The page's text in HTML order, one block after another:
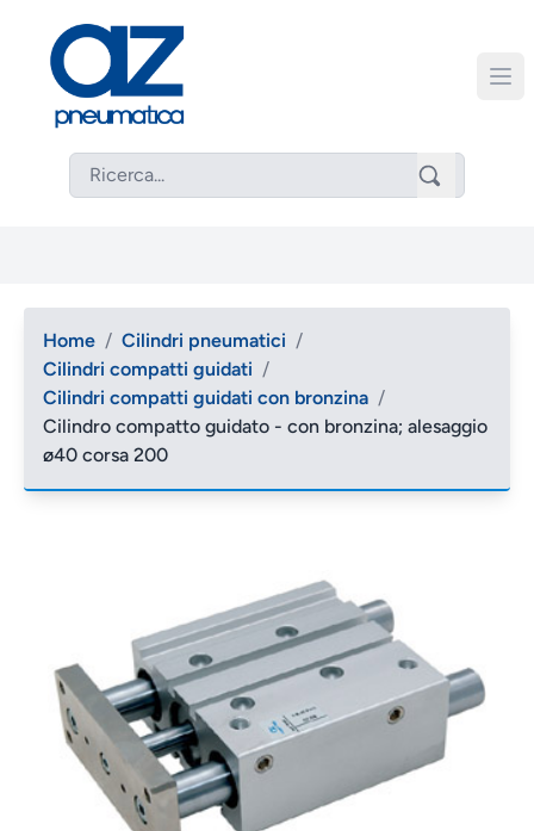
Home / Cilindri pneumatici /
Cilindri compatti guidati /
Cilindri compatti guidati con bronzina /
Cilindro compatto guidato - con bronzina; alesaggio
ø40 corsa 200